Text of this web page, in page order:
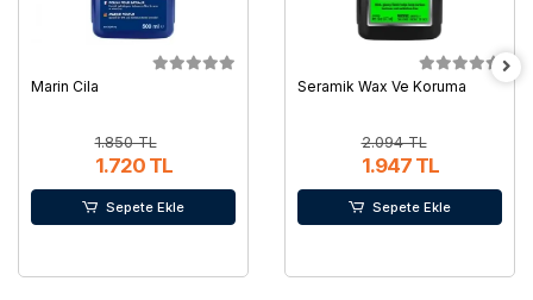
Marin Cila
1.850 TL
1.720 TL
Sepete Ekle
Seramik Wax Ve Koruma
2.094 TL
1.947 TL
Sepete Ekle